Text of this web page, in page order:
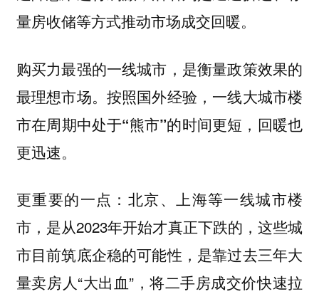
量房收储等方式推动市场成交回暖。
购买力最强的一线城市，是衡量政策效果的
最理想市场。按照国外经验， 一线大城市楼
市在周期中处于“熊市”的时间更短，回暖也
更迅速。
更重要的一点：北京、上海等一线城市楼
市，是从2023年开始才真正下跌的，这些城
市目前筑底企稳的可能性，是靠过去三年大
量卖房人“大出血”，将二手房成交价快速拉